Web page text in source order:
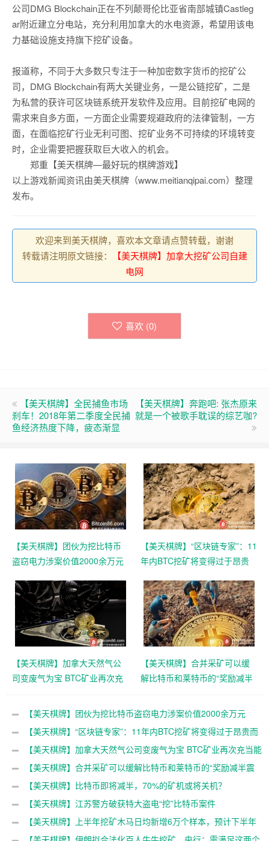
公司DMG Blockchain正在不列颠哥伦比亚省南部城镇Castleg
ar附近建立分电站，充分利用加拿大的水电资源，希望用该电
力基础设施支持旗下挖矿设备。
报道称，不同于大多数只专注于一种加密数字货币的挖矿公
司，DMG Blockchain有两大关键业务，一是公链挖矿，二是
为私营的获许可区块链系统开发软件及应用。目前挖矿电网的
需求来自多方面，一方面企业需要规避政府的法律管制，一方
面，在面临挖矿行业无利可图、挖矿业务不可持续的环境转变
时，企业需要把握获取巨大收入的机会。
郑重【美天棋牌—最好玩的棋牌游戏】
以上游戏新闻资讯由美天棋牌（www.meitianqipai.com）整理
发布。
欢迎来到美天棋牌，喜欢本文章请点赞转载，谢谢
转载请注明原文链接：
【美天棋牌】加拿大挖矿公司自建
电网
喜欢 (0)
【美天棋牌】全民捕鱼市场
刹车！2018年第二季度全民捕
鱼经济热度下降，疲态渐显
【美天棋牌】奔跑吧: 张杰原来
就是一个被歌手耽误的综艺咖?
【美天棋牌】团伙为挖比特币
盗窃电力涉案价值2000余万元
【美天棋牌】“区块链专家”：11
年内BTC挖矿将变得过于昂贵
【美天棋牌】加拿大天然气公
司变废气为宝 BTC矿业再次充
【美天棋牌】合并采矿可以缓
解比特币和莱特币的“奖励减半
【美天棋牌】团伙为挖比特币盗窃电力涉案价值2000余万元
【美天棋牌】“区块链专家”：11年内BTC挖矿将变得过于昂贵而
无法继续【美天棋牌】加拿大天然气公司变废气为宝 BTC矿业再次充当能
源最后买家角色
【美天棋牌】合并采矿可以缓解比特币和莱特币的“奖励减半震
荡”
【美天棋牌】比特币即将减半，70%的矿机或将关机？
【美天棋牌】江苏警方破获特大盗电“挖”比特币案件
【美天棋牌】上半年挖矿木马日均新增6万个样本，预计下半年